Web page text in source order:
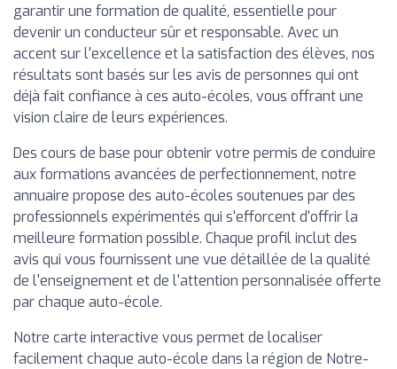
garantir une formation de qualité, essentielle pour
devenir un conducteur sûr et responsable. Avec un
accent sur l'excellence et la satisfaction des élèves, nos
résultats sont basés sur les avis de personnes qui ont
déjà fait confiance à ces auto-écoles, vous offrant une
vision claire de leurs expériences.
Des cours de base pour obtenir votre permis de conduire
aux formations avancées de perfectionnement, notre
annuaire propose des auto-écoles soutenues par des
professionnels expérimentés qui s'efforcent d'offrir la
meilleure formation possible. Chaque profil inclut des
avis qui vous fournissent une vue détaillée de la qualité
de l'enseignement et de l'attention personnalisée offerte
par chaque auto-école.
Notre carte interactive vous permet de localiser
facilement chaque auto-école dans la région de Notre-